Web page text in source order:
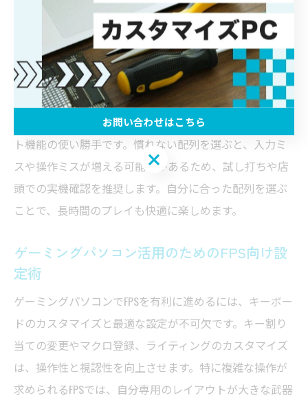
テンキーレスモデルは、マウスの可動域が広がるため、
エイムやキャラクター操作がしやすくなります。また、
キーの配置がコンパクトなミニキーボードも、デスクス
ペースを有効活用できるためおすすめです。キーキャッ
プの形状や高さも、指の動きやすさに影響します。
配列選びで注意したいのは、普段のタイピングやチャッ
ト機能の使い勝手です。慣れない配列を選ぶと、入力ミ
スや操作ミスが増える可能性があるため、試し打ちや店
頭での実機確認を推奨します。自分に合った配列を選ぶ
ことで、長時間のプレイも快適に楽しめます。
ゲーミングパソコン活用のためのFPS向け設
定術
ゲーミングパソコンでFPSを有利に進めるには、キーボー
ドのカスタマイズと最適な設定が不可欠です。キー割り
当ての変更やマクロ登録、ライティングのカスタマイズ
は、操作性と視認性を向上させます。特に複雑な操作が
求められるFPSでは、自分専用のレイアウトが大きな武器
お問い合わせはこちら
お問い合わせはこちら